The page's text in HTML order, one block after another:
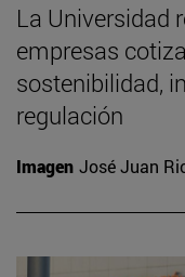
La Universidad
empresas
sostenibilidad,
regulación
Imagen José Juan